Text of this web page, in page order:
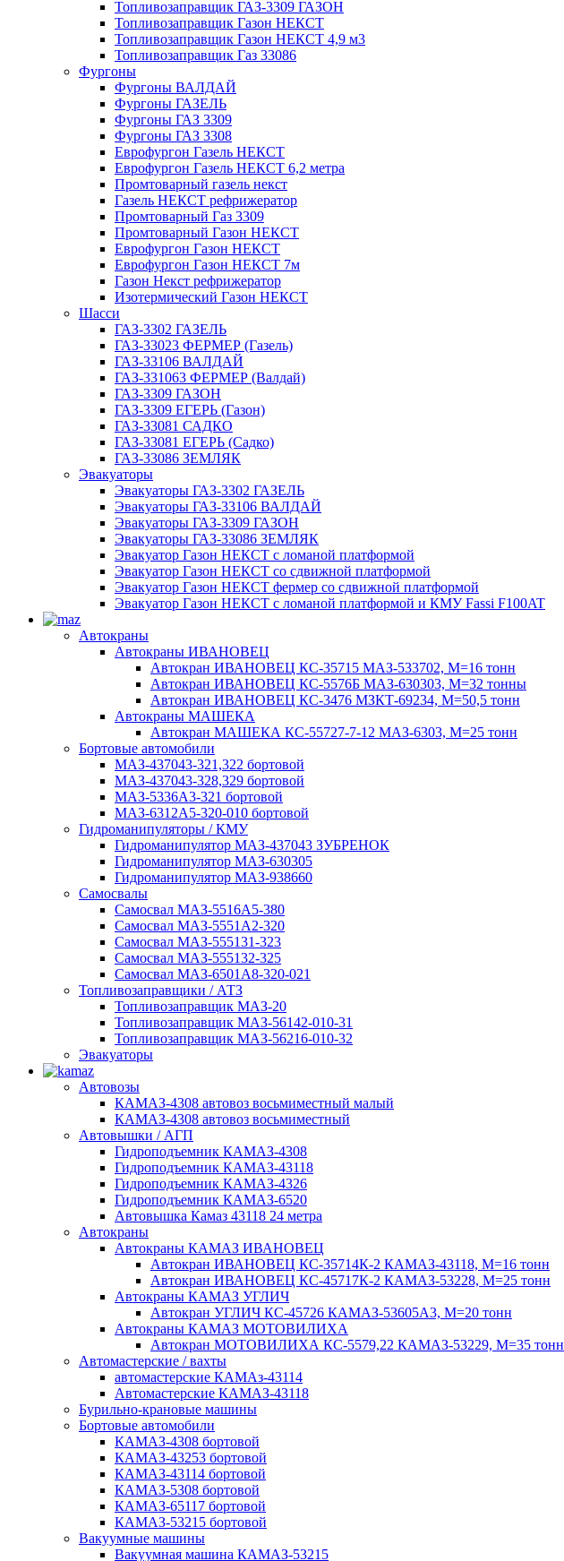
Топливозаправщик ГАЗ-3309 ГАЗОН
Топливозаправщик Газон НЕКСТ
Топливозаправщик Газон НЕКСТ 4,9 м3
Топливозаправщик Газ 33086
Фургоны
Фургоны ВАЛДАЙ
Фургоны ГАЗЕЛЬ
Фургоны ГАЗ 3309
Фургоны ГАЗ 3308
Еврофургон Газель НЕКСТ
Еврофургон Газель НЕКСТ 6,2 метра
Промтоварный газель некст
Газель НЕКСТ рефрижератор
Промтоварный Газ 3309
Промтоварный Газон НЕКСТ
Еврофургон Газон НЕКСТ
Еврофургон Газон НЕКСТ 7м
Газон Некст рефрижератор
Изотермический Газон НЕКСТ
Шасси
ГАЗ-3302 ГАЗЕЛЬ
ГАЗ-33023 ФЕРМЕР (Газель)
ГАЗ-33106 ВАЛДАЙ
ГАЗ-331063 ФЕРМЕР (Валдай)
ГАЗ-3309 ГАЗОН
ГАЗ-3309 ЕГЕРЬ (Газон)
ГАЗ-33081 САДКО
ГАЗ-33081 ЕГЕРЬ (Садко)
ГАЗ-33086 ЗЕМЛЯК
Эвакуаторы
Эвакуаторы ГАЗ-3302 ГАЗЕЛЬ
Эвакуаторы ГАЗ-33106 ВАЛДАЙ
Эвакуаторы ГАЗ-3309 ГАЗОН
Эвакуаторы ГАЗ-33086 ЗЕМЛЯК
Эвакуатор Газон НЕКСТ с ломаной платформой
Эвакуатор Газон НЕКСТ со сдвижной платформой
Эвакуатор Газон НЕКСТ фермер со сдвижной платформой
Эвакуатор Газон НЕКСТ с ломаной платформой и КМУ Fassi F100AT
Автокраны
Автокраны ИВАНОВЕЦ
Автокран ИВАНОВЕЦ КС-35715 МАЗ-533702, М=16 тонн
Автокран ИВАНОВЕЦ КС-5576Б МАЗ-630303, М=32 тонны
Автокран ИВАНОВЕЦ КС-3476 МЗКТ-69234, М=50,5 тонн
Автокраны МАШЕКА
Автокран МАШЕКА КС-55727-7-12 МАЗ-6303, М=25 тонн
Бортовые автомобили
МАЗ-437043-321,322 бортовой
МАЗ-437043-328,329 бортовой
МАЗ-5336А3-321 бортовой
МАЗ-6312А5-320-010 бортовой
Гидроманипуляторы / КМУ
Гидроманипулятор МАЗ-437043 ЗУБРЕНОК
Гидроманипулятор МАЗ-630305
Гидроманипулятор МАЗ-938660
Самосвалы
Самосвал МАЗ-5516А5-380
Самосвал МАЗ-5551А2-320
Самосвал МАЗ-555131-323
Самосвал МАЗ-555132-325
Самосвал МАЗ-6501А8-320-021
Топливозаправщики / АТЗ
Топливозаправщик МАЗ-20
Топливозаправщик МАЗ-56142-010-31
Топливозаправщик МАЗ-56216-010-32
Эвакуаторы
Автовозы
КАМАЗ-4308 автовоз восьмиместный малый
КАМАЗ-4308 автовоз восьмиместный
Автовышки / АГП
Гидроподъемник КАМАЗ-4308
Гидроподъемник КАМАЗ-43118
Гидроподъемник КАМАЗ-4326
Гидроподъемник КАМАЗ-6520
Автовышка Камаз 43118 24 метра
Автокраны
Автокраны КАМАЗ ИВАНОВЕЦ
Автокран ИВАНОВЕЦ КС-35714К-2 КАМАЗ-43118, М=16 тонн
Автокран ИВАНОВЕЦ КС-45717К-2 КАМАЗ-53228, М=25 тонн
Автокраны КАМАЗ УГЛИЧ
Автокран УГЛИЧ КС-45726 КАМАЗ-53605А3, М=20 тонн
Автокраны КАМАЗ МОТОВИЛИХА
Автокран МОТОВИЛИХА КС-5579,22 КАМАЗ-53229, М=35 тонн
Автомастерские / вахты
автомастерские КАМАз-43114
Автомастерские КАМАЗ-43118
Бурильно-крановые машины
Бортовые автомобили
КАМАЗ-4308 бортовой
КАМАЗ-43253 бортовой
КАМАЗ-43114 бортовой
КАМАЗ-5308 бортовой
КАМАЗ-65117 бортовой
КАМАЗ-53215 бортовой
Вакуумные машины
Вакуумная машина КАМАЗ-53215